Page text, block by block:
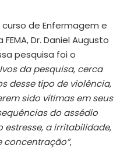
de Enfermagem e
Dr. Daniel Augusto
pesquisa foi o
da pesquisa, cerca
desse tipo de violência,
sido vítimas em seus
do assédio
a irritabilidade,
concentração”,